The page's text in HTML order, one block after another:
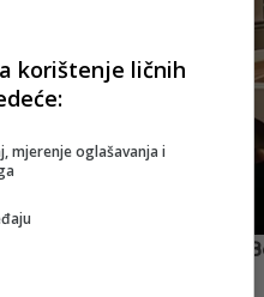
korištenje ličnih
mjerenje oglašavanja i